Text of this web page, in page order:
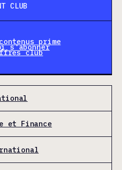
CLUB
prime
s'abonner
club
et Finance